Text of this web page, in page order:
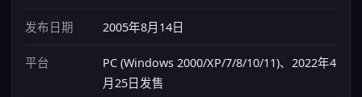
发布日期 2005年8月14日
平台
PC (Windows 2000/XP/7/8/10/11)、2022年4
月25日发售